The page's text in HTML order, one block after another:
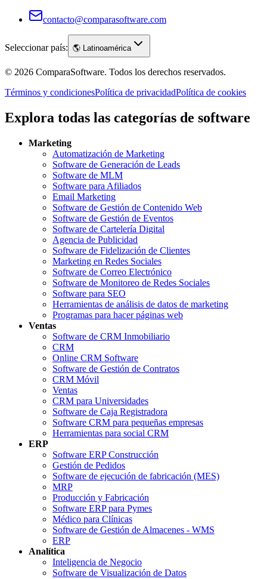
contacto@comparasoftware.com
Seleccionar país: 🌎 Latinoamérica
© 2026 ComparaSoftware. Todos los derechos reservados.
Términos y condicionesPolítica de privacidadPolítica de cookies
Explora todas las categorías de software
Marketing
Automatización de Marketing
Software de Generación de Leads
Software de MLM
Software para Afiliados
Email Marketing
Software de Gestión de Contenido Web
Software de Gestión de Eventos
Software de Cartelería Digital
Agencia de Publicidad
Software de Fidelización de Clientes
Marketing en Redes Sociales
Software de Correo Electrónico
Software de Monitoreo de Redes Sociales
Software para SEO
Herramientas de análisis de datos de marketing
Programas para hacer páginas web
Ventas
Software de CRM Inmobiliario
CRM
Online CRM Software
Software de Gestión de Contratos
CRM Móvil
Ventas
CRM para Universidades
Software de Caja Registradora
Software CRM para pequeñas empresas
Herramientas para social CRM
ERP
Software ERP Construcción
Gestión de Pedidos
Software de ejecución de fabricación (MES)
MRP
Producción y Fabricación
Software ERP para Pymes
Médico para Clínicas
Software de Gestión de Almacenes - WMS
ERP
Analítica
Inteligencia de Negocio
Software de Visualización de Datos